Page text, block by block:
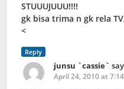
STUUUJUUU!!!!
gk bisa trima n gk rela
<
Reply
junsu `cassie`
April 24, 2010 at